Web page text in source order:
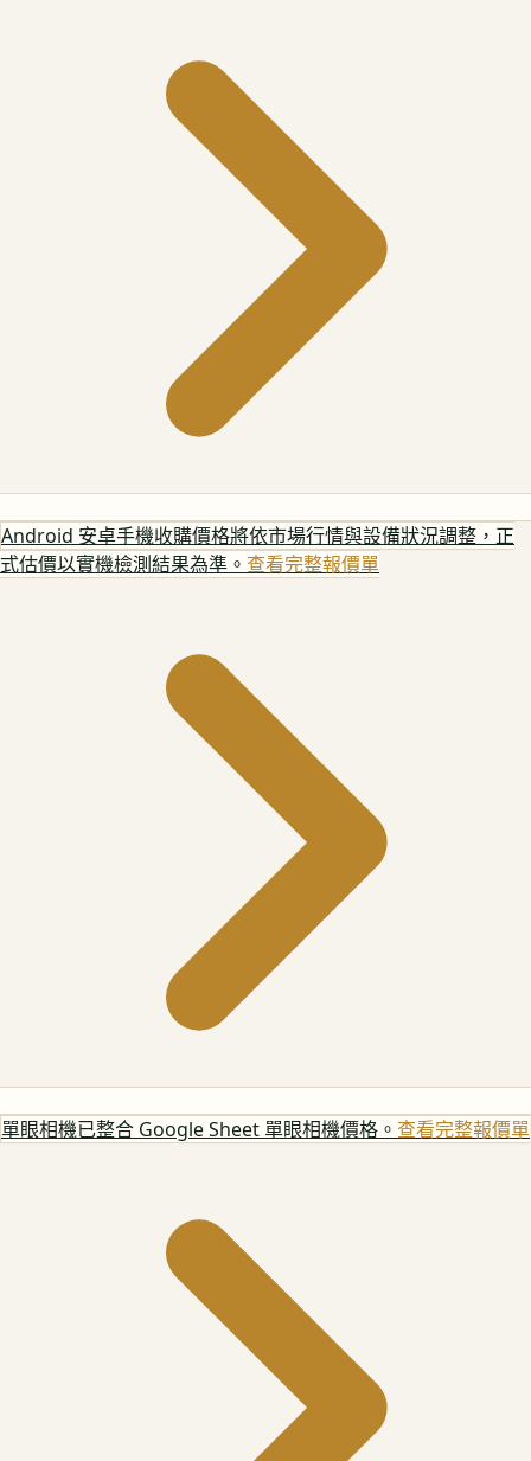
Android 安卓手機收購價格將依市場行情與設備狀況調整，正
式估價以實機檢測結果為準。 查看完整報價單
單眼相機已整合 Google Sheet 單眼相機價格。 查看完整報價單